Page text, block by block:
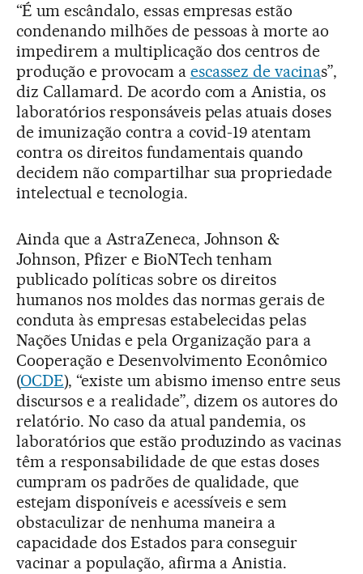
“É um escândalo, essas empresas estão
condenando milhões de pessoas à morte ao
impedirem a multiplicação dos centros de
produção e provocam a escassez de vacinas”,
diz Callamard. De acordo com a Anistia, os
laboratórios responsáveis pelas atuais doses
de imunização contra a covid-19 atentam
contra os direitos fundamentais quando
decidem não compartilhar sua propriedade
intelectual e tecnologia.
Ainda que a AstraZeneca, Johnson &
Johnson, Pfizer e BioNTech tenham
publicado políticas sobre os direitos
humanos nos moldes das normas gerais de
conduta às empresas estabelecidas pelas
Nações Unidas e pela Organização para a
Cooperação e Desenvolvimento Econômico
(OCDE), “existe um abismo imenso entre seus
discursos e a realidade”, dizem os autores do
relatório. No caso da atual pandemia, os
laboratórios que estão produzindo as vacinas
têm a responsabilidade de que estas doses
cumpram os padrões de qualidade, que
estejam disponíveis e acessíveis e sem
obstaculizar de nenhuma maneira a
capacidade dos Estados para conseguir
vacinar a população, afirma a Anistia.